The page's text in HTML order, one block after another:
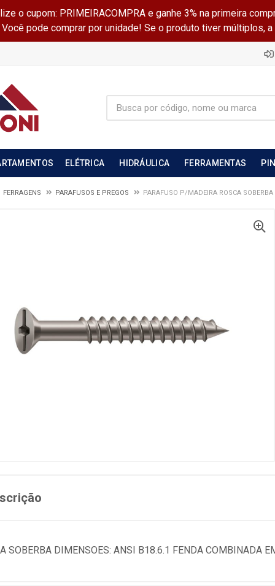
o cupom: PRIMEIRACOMPRA e ganhe 3% na primeira
Você pode comprar por unidade! Se o produto tiver múltiplos,
ELÉTRICA HIDRÁULICA FERRAMENTAS
FERRAGENS PARAFUSOS E PREGOS PARAFUSO P/MADEIRA ROSCA
SOBERBA DIMENSOES: ANSI B18.6.1 FENDA COMBINADA